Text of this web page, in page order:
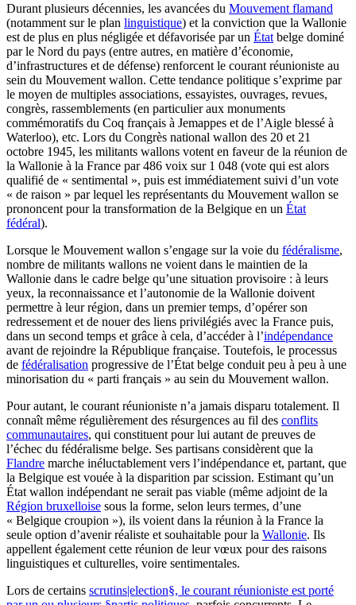
Durant plusieurs décennies, les avancées du Mouvement flamand
(notamment sur le plan linguistique) et la conviction que la Wallonie
est de plus en plus négligée et défavorisée par un État belge dominé
par le Nord du pays (entre autres, en matière d’économie,
d’infrastructures et de défense) renforcent le courant réunioniste au
sein du Mouvement wallon. Cette tendance politique s’exprime par
le moyen de multiples associations, essayistes, ouvrages, revues,
congrès, rassemblements (en particulier aux monuments
commémoratifs du Coq français à Jemappes et de l’Aigle blessé à
Waterloo), etc. Lors du Congrès national wallon des 20 et 21
octobre 1945, les militants wallons votent en faveur de la réunion de
la Wallonie à la France par 486 voix sur 1 048 (vote qui est alors
qualifié de « sentimental », puis est immédiatement suivi d’un vote
« de raison » par lequel les représentants du Mouvement wallon se
prononcent pour la transformation de la Belgique en un État
fédéral).
Lorsque le Mouvement wallon s’engage sur la voie du fédéralisme,
nombre de militants wallons ne voient dans le maintien de la
Wallonie dans le cadre belge qu’une situation provisoire : à leurs
yeux, la reconnaissance et l’autonomie de la Wallonie doivent
permettre à leur région, dans un premier temps, d’opérer son
redressement et de nouer des liens privilégiés avec la France puis,
dans un second temps et grâce à cela, d’accéder à l’indépendance
avant de rejoindre la République française. Toutefois, le processus
de fédéralisation progressive de l’État belge conduit peu à peu à une
minorisation du « parti français » au sein du Mouvement wallon.
Pour autant, le courant réunioniste n’a jamais disparu totalement. Il
connaît même régulièrement des résurgences au fil des conflits
communautaires, qui constituent pour lui autant de preuves de
l’échec du fédéralisme belge. Ses partisans considèrent que la
Flandre marche inéluctablement vers l’indépendance et, partant, que
la Belgique est vouée à la disparition par scission. Estimant qu’un
État wallon indépendant ne serait pas viable (même adjoint de la
Région bruxelloise sous la forme, selon leurs termes, d’une
« Belgique croupion »), ils voient dans la réunion à la France la
seule option d’avenir réaliste et souhaitable pour la Wallonie. Ils
appellent également cette réunion de leur vœux pour des raisons
linguistiques et culturelles, voire sentimentales.
Lors de certains scrutins|election§, le courant réunioniste est porté